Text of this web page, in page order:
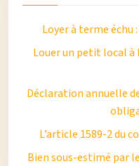
Loyer à terme échu
Louer un petit local à
Déclaration annuelle
L’article 1589-2 du
Bien sous-estimé par